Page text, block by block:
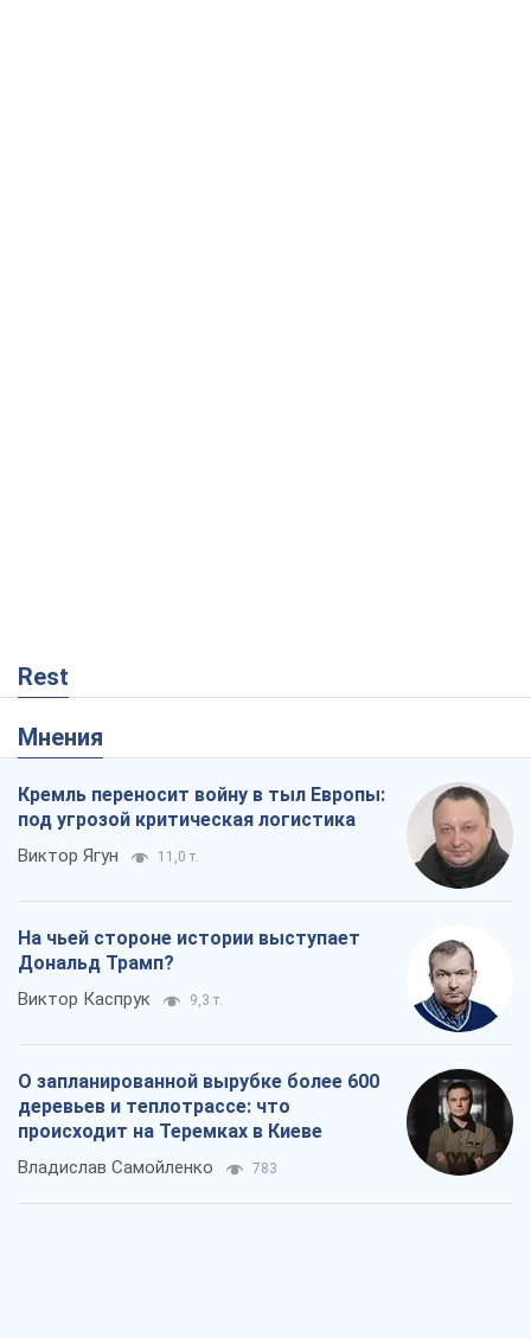
Rest
Мнения
Кремль переносит войну в тыл Европы:
под угрозой критическая логистика
Виктор Ягун 11,0 т.
На чьей стороне истории выступает
Дональд Трамп?
Виктор Каспрук 9,3 т.
О запланированной вырубке более 600
деревьев и теплотрассе: что
происходит на Теремках в Киеве
Владислав Самойленко 783